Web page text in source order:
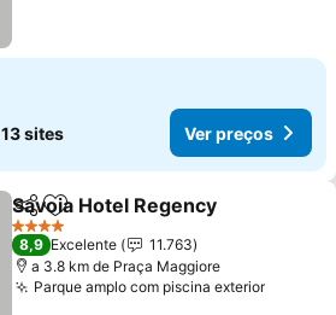
13 sites Ver preços
PartilharAdicionar aos favoritos
Savoia Hotel Regency
4 Estrelas
8,9 Excelente
11.763
a 3.8 km de Praça Maggiore
Parque amplo com piscina exterior